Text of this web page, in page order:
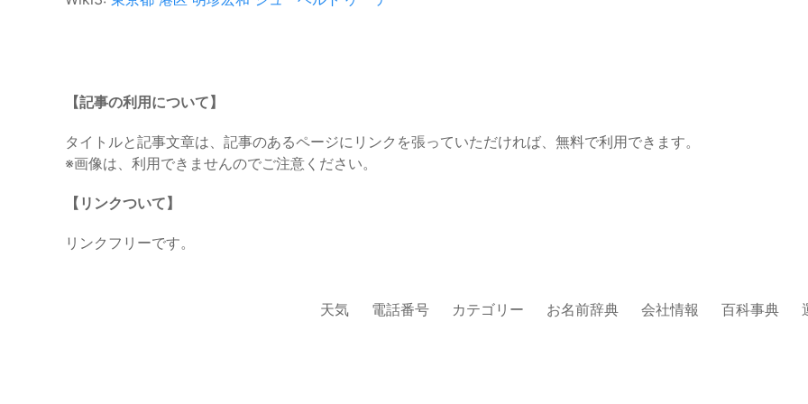
【記事の利用について】
タイトルと記事文章は、記事のあるページにリンクを張っていただければ、無料で利用できます。
※画像は、利用できませんのでご注意ください。
【リンクついて】
リンクフリーです。
天気 電話番号 カテゴリー お名前辞典 会社情報 百科事典